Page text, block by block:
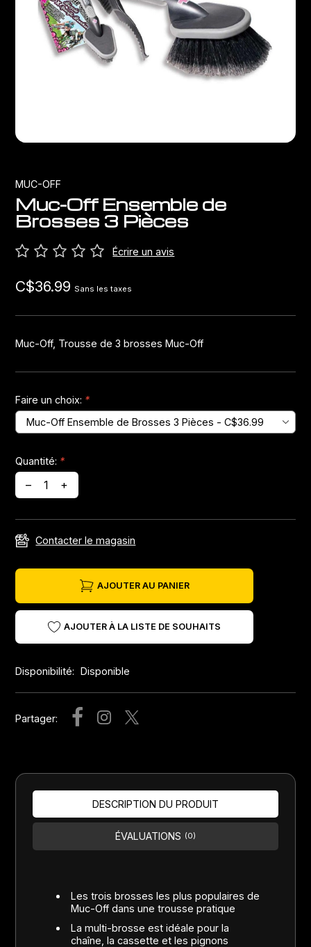
MUC-OFF
Muc-Off Ensemble de
Brosses 3 Pièces
Écrire un avis
C$36.99 Sans les taxes
Muc-Off, Trousse de 3 brosses Muc-Off
Faire un choix: *
Quantité: *
– +
Contacter le magasin
AJOUTER AU PANIER
AJOUTER À LA LISTE DE SOUHAITS
Disponibilité: Disponible
Partager:
DESCRIPTION DU PRODUIT
ÉVALUATIONS (0)
Les trois brosses les plus populaires de
Muc-Off dans une trousse pratique
La multi-brosse est idéale pour la
chaîne, la cassette et les pignons
Porte-bagages
Sièges pour bébés
Transport
Les meilleurs vélos chinois
Dérailleurs
Leviers de vitesses
Freins
Potences
Jeux de direction
Guide Chaine